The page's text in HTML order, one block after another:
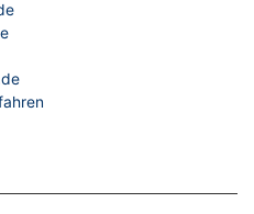
ODER ZULETZT ANGESEHENE